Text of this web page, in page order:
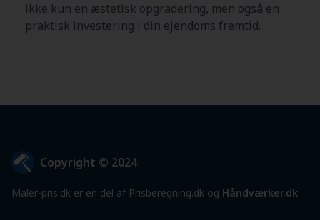
ikke kun en æstetisk opgradering, men også en
praktisk investering i din ejendoms fremtid.
Copyright © 2024
Maler-pris.dk er en del af Prisberegning.dk og Håndværker.dk